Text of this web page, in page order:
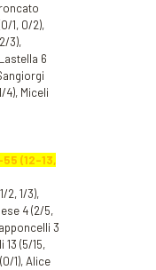
1, 0/2),
3),
6
4), Miceli
(12-13,
2, 1/3),
4 (2/5,
3
(5/15,
1), Alice